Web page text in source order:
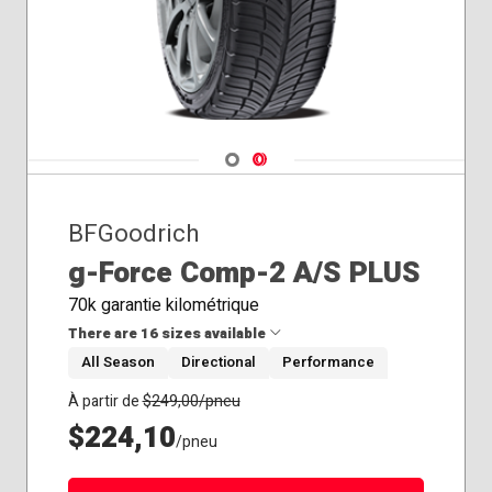
285/70R18
285/75R16
285/75R17
285/75R18
295/70R17
295/70R18
305/55R20
305/55R22
305/65R18
305/70R16
305/70R17
305/70R18
315/70R17
315/75R16
Navigate 1
Navigate 2
BFGoodrich
g-Force Comp-2 A/S PLUS
70k garantie kilométrique
There are 16 sizes available
205/45R17
205/50R17
215/50R17
225/45R18
All Season Directional Performance
À partir de$249,00/pneu
$224,10/pneu